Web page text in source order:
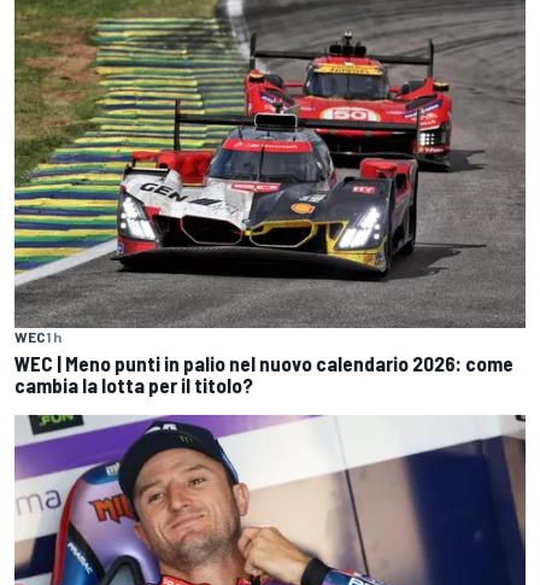
WEC1 h
WEC | Meno punti in palio nel nuovo calendario 2026: come
cambia la lotta per il titolo?